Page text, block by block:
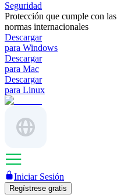
Seguridad
Protección que cumple con las
normas internacionales
Descargar
para Windows
Descargar
para Mac
Descargar
para Linux
Iniciar Sesión
Regístrese gratis